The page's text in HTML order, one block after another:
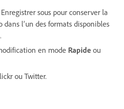
sous pour conserver la
dans l’un des formats disponibles
en mode Rapide ou
ou Twitter.